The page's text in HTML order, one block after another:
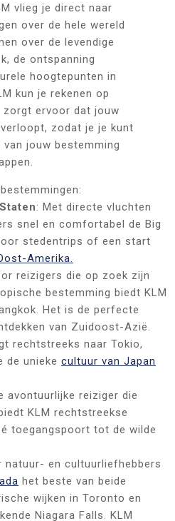
vlieg je direct naar
over de hele wereld
over de levendige
de ontspanning
hoogtepunten in
kun je rekenen op
zorgt ervoor dat jouw
zodat je je kunt
jouw bestemming
: Met directe vluchten
snel en comfortabel de Big
stedentrips of een start
Amerika.
reizigers die op zoek zijn
bestemming biedt KLM
Het is de perfecte
van Zuidoost-Azië.
rechtstreeks naar Tokio,
de unieke cultuur van Japan
avontuurlijke reiziger die
KLM rechtstreekse
toegangspoort tot de wilde
natuur- en cultuurliefhebbers
het beste van beide
wijken in Toronto en
Niagara Falls. KLM